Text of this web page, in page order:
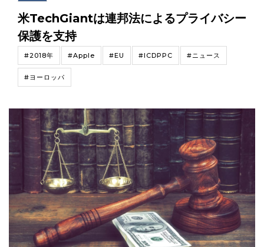
米TechGiantは連邦法によるプライバシー
保護を支持
#2018年 #Apple #EU #ICDPPC #ニュース
#ヨーロッパ